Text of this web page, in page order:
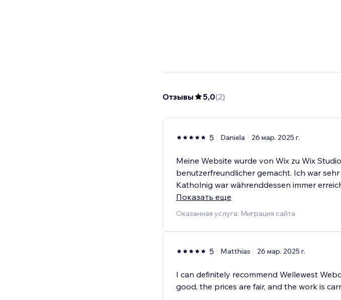
Отзывы 5,0(2)
5 Daniela 26 мар. 2025 г.
Meine Website wurde von Wix zu Wix
benutzerfreundlicher gemacht. Ich war
Katholnig war währenddessen immer
Показать еще
Оказанная услуга: Миграция сайта
5 Matthias 26 мар. 2025 г.
I can definitely recommend Wellewest
good, the prices are fair, and the work is